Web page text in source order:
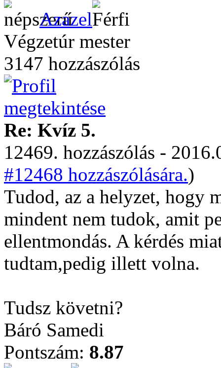
Azazel
Végzetúr mester
3147 hozzászólás
Re: Kvíz 5.
12469. hozzászólás -
#12468 hozzászólására.)
Tudod, az a helyzet, hogy
mindent nem tudok, amit
ellentmondás. A kérdés
tudtam,pedig illett volna.
Tudsz követni?
Báró Samedi
Pontszám: 8.87